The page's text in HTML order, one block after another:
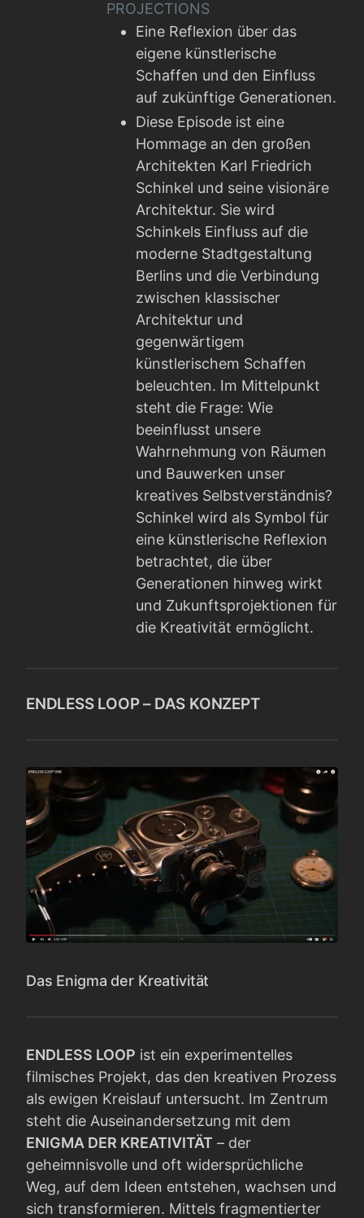
PROJECTIONS
Eine Reflexion über das
eigene künstlerische
Schaffen und den Einfluss
auf zukünftige Generationen.
Diese Episode ist eine
Hommage an den großen
Architekten Karl Friedrich
Schinkel und seine visionäre
Architektur. Sie wird
Schinkels Einfluss auf die
moderne Stadtgestaltung
Berlins und die Verbindung
zwischen klassischer
Architektur und
gegenwärtigem
künstlerischem Schaffen
beleuchten. Im Mittelpunkt
steht die Frage: Wie
beeinflusst unsere
Wahrnehmung von Räumen
und Bauwerken unser
kreatives Selbstverständnis?
Schinkel wird als Symbol für
eine künstlerische Reflexion
betrachtet, die über
Generationen hinweg wirkt
und Zukunftsprojektionen für
die Kreativität ermöglicht.
ENDLESS LOOP – DAS KONZEPT
Das Enigma der Kreativität
ENDLESS LOOP ist ein experimentelles
filmisches Projekt, das den kreativen Prozess
als ewigen Kreislauf untersucht. Im Zentrum
steht die Auseinandersetzung mit dem
ENIGMA DER KREATIVITÄT – der
geheimnisvolle und oft widersprüchliche
Weg, auf dem Ideen entstehen, wachsen und
sich transformieren. Mittels fragmentierter